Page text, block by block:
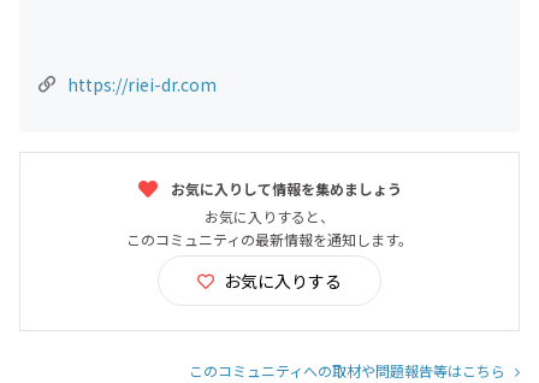
https://riei-dr.com
お気に入りして情報を集めましょう
お気に入りすると、
このコミュニティの最新情報を通知します。
お気に入りする
このコミュニティへの取材や問題報告等はこちら